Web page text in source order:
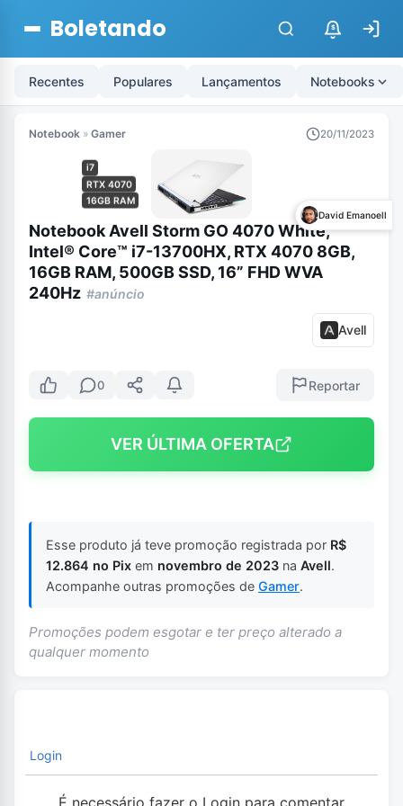
Boletando $
Recentes Populares Lançamentos Notebooks
Notebook » Gamer 20/11/2023
i7
RTX 4070
16GB RAM
David Emanoell
Notebook Avell Storm GO 4070 White,
Intel® Core™ i7-13700HX, RTX 4070 8GB,
16GB RAM, 500GB SSD, 16” FHD WVA
240Hz #anúncio
Avell
0 Reportar
VER ÚLTIMA OFERTA
Esse produto já teve promoção registrada por R$
12.864 no Pix em novembro de 2023 na Avell.
Acompanhe outras promoções de Gamer.
Promoções podem esgotar e ter preço alterado a
qualquer momento
Login